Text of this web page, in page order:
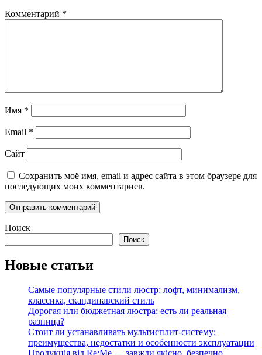
Комментарий *
Имя *
Email *
Сайт
Сохранить моё имя, email и адрес сайта в этом браузере для
последующих моих комментариев.
Поиск
Поиск
Новые статьи
Самые популярные стили люстр: лофт, минимализм,
классика, скандинавский стиль
Дорогая или бюджетная люстра: есть ли реальная
разница?
Стоит ли устанавливать мультисплит-систему:
преимущества, недостатки и особенности эксплуатации